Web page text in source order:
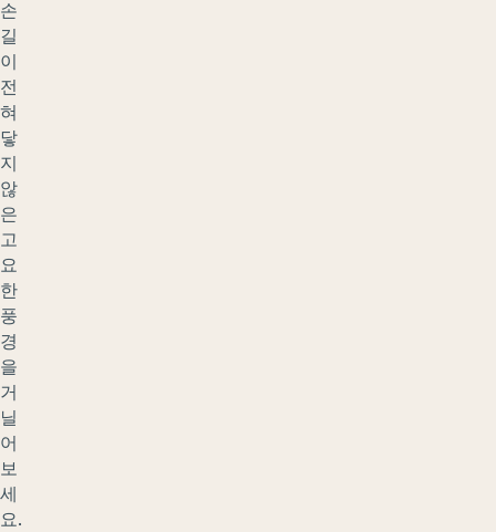
손
길
이
전
혀
닿
지
않
은
고
요
한
풍
경
을
거
닐
어
보
세
요.